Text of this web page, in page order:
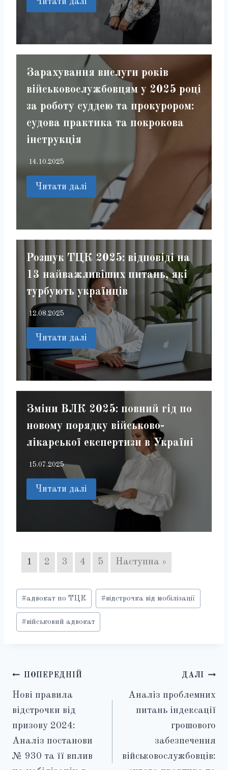
Зарахування вислуги років
військовослужбовцям у 2025 році
за роботу суддею та прокурором:
судова практика та покрокова
інструкція
14.10.2025
Читати далі
Розшук ТЦК 2025: відповіді на
13 найважливіших питань, які
турбують українців
12.08.2025
Читати далі
Зміни ВЛК 2025: повний гід по
новому порядку військово-
лікарської експертизи в Україні
15.07.2025
Читати далі
1 2 3 4 5 Наступна »
Позначки
запису:
#адвокат по ТЦК #відстрочка від мобілізації
#військовий адвокат
Навігація
записів
ПОПЕРЕДНІЙ
Нові правила
відстрочки від
призову 2024:
Аналіз постанови
№ 930 та її вплив
ДАЛІ
Аналіз проблемних
питань індексації
грошового
забезпечення
військовослужбовців: